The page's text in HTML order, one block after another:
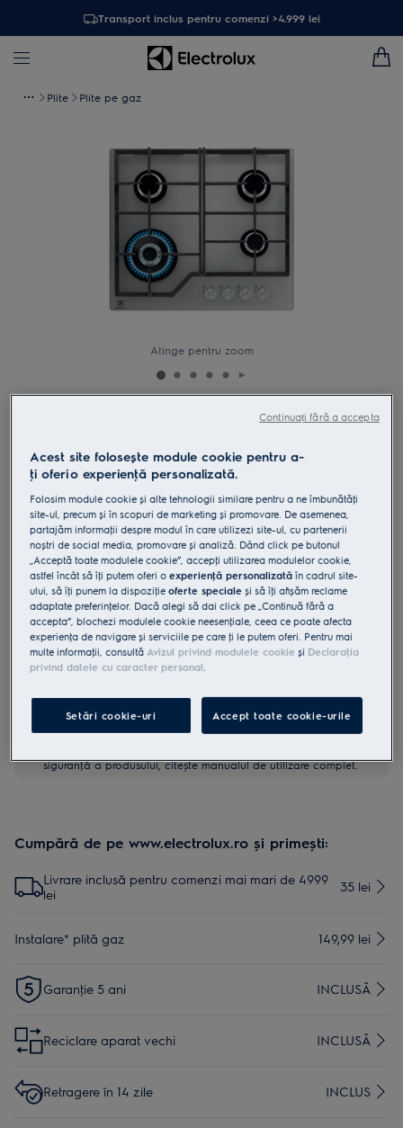
Transport inclus pentru comenzi >4.999 lei
Plite Plite pe gaz
Atinge pentru zoom
0 (0)
Fișa cu informaţii despre produs
Beneficii
Comenzile plitei pe gaz StepPower permit reglarea nivelului flăcării
între 1 și 9.
Comenzile StepPower îți permit să setezi nivelul flăcării între 1 și 9.
Direcţionează căldura direct către vase și simplifică gătitul de zi cu zi
siguranţă a produsului, citește manualul de utilizare complet.
Cumpără de pe www.electrolux.ro și primești:
Livrare inclusă pentru comenzi mai mari de 4999
lei
35 lei
Instalare* plită gaz 149,99 lei
Garanţie 5 ani INCLUSĂ
Reciclare aparat vechi INCLUSĂ
Retragere în 14 zile INCLUS
Acest site folosește module cookie pentru a-
ţi oferi o experienţă personalizată.
Folosim module cookie și alte tehnologii similare pentru a ne îmbunătăţi
site-ul, precum și în scopuri de marketing și promovare. De asemenea,
partajăm informaţii despre modul în care utilizezi site-ul, cu partenerii
noștri de social media, promovare și analiză. Dând click pe butonul
„Acceptă toate modulele cookie”, accepţi utilizarea modulelor cookie,
astfel încât să îţi putem oferi oexperienţă personalizată în cadrul site-
ului, să îţi punem la dispoziţieoferte speciale și să îţi afișăm reclame
adaptate preferinţelor. Dacă alegi să dai click pe „Continuă fără a
accepta”, blochezi modulele cookie neesenţiale, ceea ce poate afecta
experienţa de navigare și serviciile pe care ţi le putem oferi. Pentru mai
multe informaţii, consultăAvizul privind modulele cookie și Declaraţia
privind datele cu caracter personal.
Setări cookie-uri Accept toate cookie-urile
Continuați fără a accepta